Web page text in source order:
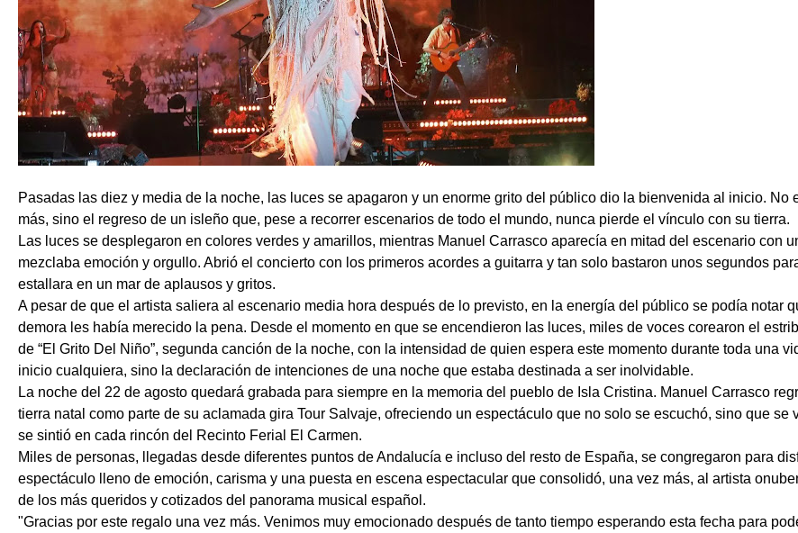
Pasadas las diez y media de la noche, las luces se apagaron y un enorme grito del público dio la bienvenida al inicio. No
más, sino el regreso de un isleño que, pese a recorrer escenarios de todo el mundo, nunca pierde el vínculo con su tierra.
Las luces se desplegaron en colores verdes y amarillos, mientras Manuel Carrasco aparecía en mitad del escenario con
mezclaba emoción y orgullo. Abrió el concierto con los primeros acordes a guitarra y tan solo bastaron unos segundos
estallara en un mar de aplausos y gritos.
A pesar de que el artista saliera al escenario media hora después de lo previsto, en la energía del público se podía notar
demora les había merecido la pena. Desde el momento en que se encendieron las luces, miles de voces corearon el
de “El Grito Del Niño”, segunda canción de la noche, con la intensidad de quien espera este momento durante toda una
inicio cualquiera, sino la declaración de intenciones de una noche que estaba destinada a ser inolvidable.
La noche del 22 de agosto quedará grabada para siempre en la memoria del pueblo de Isla Cristina. Manuel Carrasco
tierra natal como parte de su aclamada gira Tour Salvaje, ofreciendo un espectáculo que no solo se escuchó, sino que se
se sintió en cada rincón del Recinto Ferial El Carmen.
Miles de personas, llegadas desde diferentes puntos de Andalucía e incluso del resto de España, se congregaron para
espectáculo lleno de emoción, carisma y una puesta en escena espectacular que consolidó, una vez más, al artista
de los más queridos y cotizados del panorama musical español.
"Gracias por este regalo una vez más. Venimos muy emocionado después de tanto tiempo esperando esta fecha para